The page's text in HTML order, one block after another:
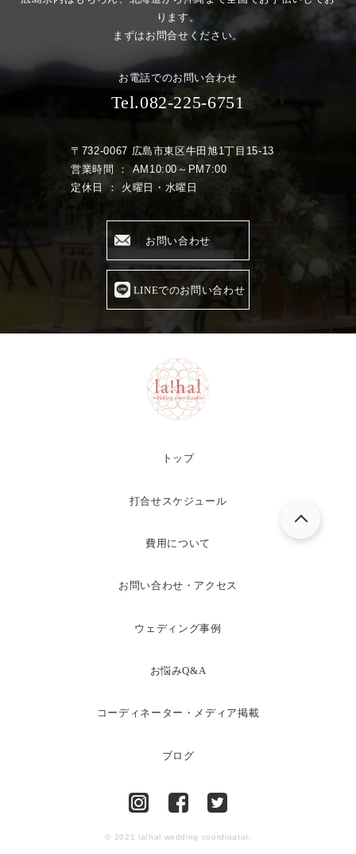
ります。
まずはお問合せください。
お電話でのお問い合わせ
Tel.082-225-6751
〒732-0067 広島市東区牛田旭1丁目15-13
営業時間 ： AM10:00～PM7:00
定休日 ： 火曜日・水曜日
お問い合わせ
LINEでのお問い合わせ
トップ
打合せスケジュール
費用について
お問い合わせ・アクセス
ウェディング事例
お悩みQ&A
コーディネーター・メディア掲載
ブログ
© 2021 la!hal wedding coordinator.